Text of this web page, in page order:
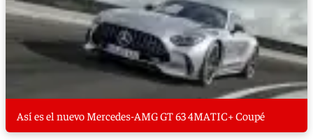
Así es el nuevo Mercedes-AMG GT 63 4MATIC+ Coupé